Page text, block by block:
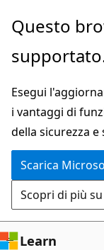
Ignora
passa
contenuto
principale
Questo
Esegui
i vantaggi di
della sicurezza
Scarica
Scopri di più
Learn